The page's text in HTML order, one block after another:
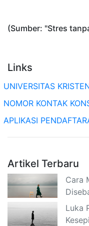
(Sumber: "Stres
Links
UNIVERSITAS
NOMOR KONTAK
APLIKASI
Artikel Terbaru
Cara
Luka